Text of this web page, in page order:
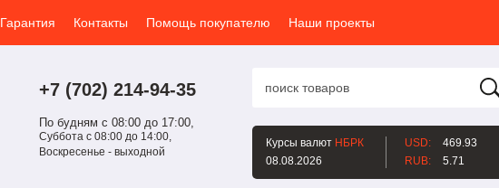
Гарантия Контакты Помощь покупателю Наши проекты
+7 (702) 214-94-35
По будням с 08:00 до 17:00,
Суббота с 08:00 до 14:00,
Воскресенье - выходной
Курсы валют НБРК
08.08.2026
USD:
469.93
RUB:
5.71